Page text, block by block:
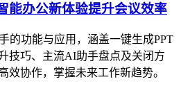
能办公新体验提升会议效率
的功能与应用，涵盖一键生成PPT
技巧、主流AI助手盘点及关闭方
效协作，掌握未来工作新趋势。